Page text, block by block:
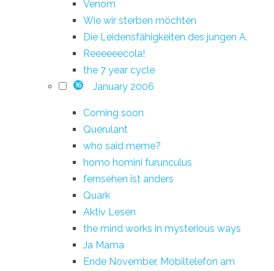
Venom
Wie wir sterben möchten
Die Leidensfähigkeiten des jungen A.
Reeeeeecola!
the 7 year cycle
16 January 2006
Coming soon
Querulant
who said meme?
homo homini furunculus
fernsehen ist anders
Quark
Aktiv Lesen
the mind works in mysterious ways
Ja Mama
Ende November, Mobiltelefon am